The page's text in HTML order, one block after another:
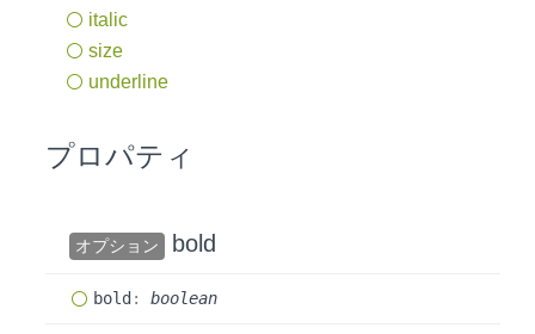
italic
size
underline
プロパティ
オプション bold
bold : boolean